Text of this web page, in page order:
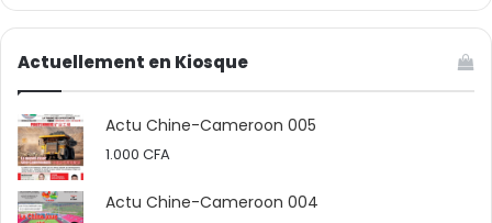
que “l’éducation pour tous” et “un enseignement
adapté à chaque élève”, résonnent particulièrement
dans le contexte actuel du développement éducatif
mondial, notamment dans les pays du Sud. Elle souligne
également que les principes éthiques confucéens
restent essentiels à la construction d’un monde
harmonieux.
Actuellement en Kiosque
Actu Chine-Cameroon 005
1.000 CFA
Actu Chine-Cameroon 004